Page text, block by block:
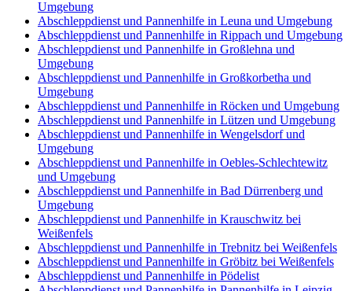
Umgebung
Abschleppdienst und Pannenhilfe in Leuna und Umgebung
Abschleppdienst und Pannenhilfe in Rippach und Umgebung
Abschleppdienst und Pannenhilfe in Großlehna und
Umgebung
Abschleppdienst und Pannenhilfe in Großkorbetha und
Umgebung
Abschleppdienst und Pannenhilfe in Röcken und Umgebung
Abschleppdienst und Pannenhilfe in Lützen und Umgebung
Abschleppdienst und Pannenhilfe in Wengelsdorf und
Umgebung
Abschleppdienst und Pannenhilfe in Oebles-Schlechtewitz
und Umgebung
Abschleppdienst und Pannenhilfe in Bad Dürrenberg und
Umgebung
Abschleppdienst und Pannenhilfe in Krauschwitz bei
Weißenfels
Abschleppdienst und Pannenhilfe in Trebnitz bei Weißenfels
Abschleppdienst und Pannenhilfe in Gröbitz bei Weißenfels
Abschleppdienst und Pannenhilfe in Pödelist